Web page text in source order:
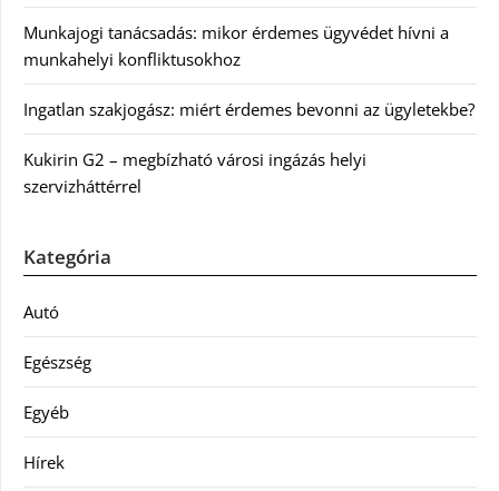
Munkajogi tanácsadás: mikor érdemes ügyvédet hívni a
munkahelyi konfliktusokhoz
Ingatlan szakjogász: miért érdemes bevonni az ügyletekbe?
Kukirin G2 – megbízható városi ingázás helyi
szervizháttérrel
Kategória
Autó
Egészség
Egyéb
Hírek